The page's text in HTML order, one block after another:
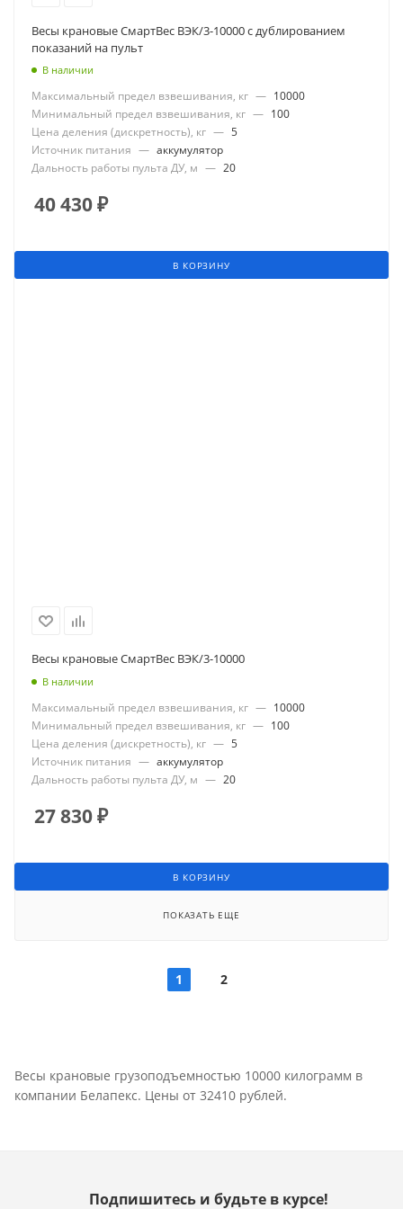
Весы крановые СмартВес ВЭК/3-10000 с дублированием
показаний на пульт
В наличии
Максимальный предел взвешивания, кг — 10000
Минимальный предел взвешивания, кг — 100
Цена деления (дискретность), кг — 5
Источник питания — аккумулятор
Дальность работы пульта ДУ, м — 20
40 430₽
В КОРЗИНУ
Весы крановые СмартВес ВЭК/3-10000
В наличии
Максимальный предел взвешивания, кг — 10000
Минимальный предел взвешивания, кг — 100
Цена деления (дискретность), кг — 5
Источник питания — аккумулятор
Дальность работы пульта ДУ, м — 20
27 830₽
В КОРЗИНУ
ПОКАЗАТЬ ЕЩЕ
1 2
Весы крановые грузоподъемностью 10000 килограмм в
компании Белапекс. Цены от 32410 рублей.
Подпишитесь и будьте в курсе!